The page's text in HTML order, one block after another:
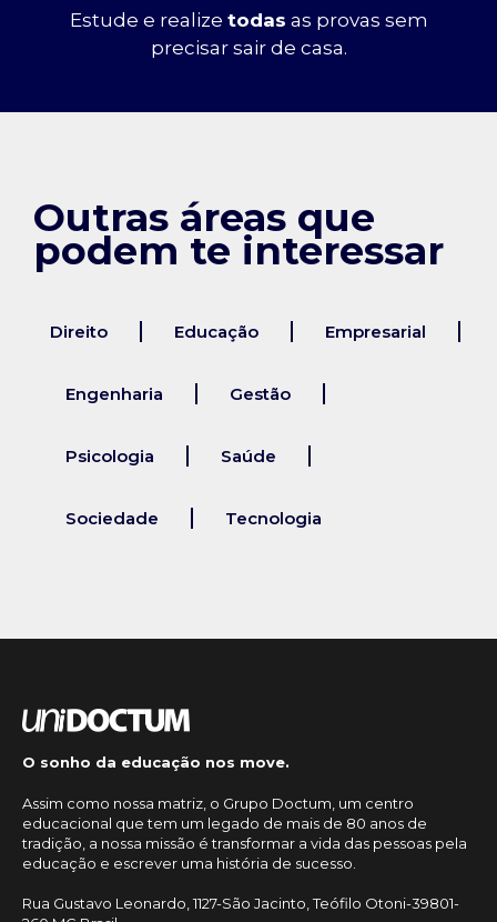
Estude e realize todas as provas sem
precisar sair de casa.
Outras áreas que
podem te interessar
Direito Educação Empresarial
Engenharia Gestão
Psicologia Saúde
Sociedade Tecnologia
O sonho da educação nos move.
Assim como nossa matriz, o Grupo Doctum, um centro
educacional que tem um legado de mais de 80 anos de
tradição, a nossa missão é transformar a vida das pessoas pela
educação e escrever uma história de sucesso.
Rua Gustavo Leonardo, 1127-São Jacinto, Teófilo Otoni-39801-